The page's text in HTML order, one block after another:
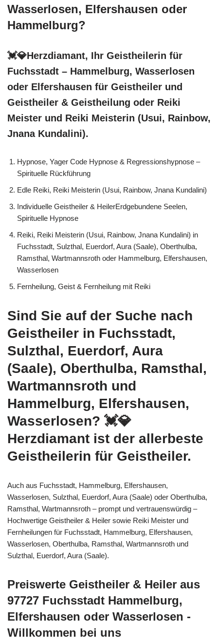
Wasserlosen, Elfershausen oder
Hammelburg?
💓️💎Herzdiamant, Ihr Geistheilerin für
Fuchsstadt – Hammelburg, Wasserlosen
oder Elfershausen für Geistheiler und
Geistheiler & Geistheilung oder Reiki
Meister und Reiki Meisterin (Usui, Rainbow,
Jnana Kundalini).
Hypnose, Yager Code Hypnose & Regressionshypnose –
Spirituelle Rückführung
Edle Reiki, Reiki Meisterin (Usui, Rainbow, Jnana Kundalini)
Individuelle Geistheiler & HeilerErdgebundene Seelen,
Spirituelle Hypnose
Reiki, Reiki Meisterin (Usui, Rainbow, Jnana Kundalini) in
Fuchsstadt, Sulzthal, Euerdorf, Aura (Saale), Oberthulba,
Ramsthal, Wartmannsroth oder Hammelburg, Elfershausen,
Wasserlosen
Fernheilung, Geist & Fernheilung mit Reiki
Sind Sie auf der Suche nach
Geistheiler in Fuchsstadt,
Sulzthal, Euerdorf, Aura
(Saale), Oberthulba, Ramsthal,
Wartmannsroth und
Hammelburg, Elfershausen,
Wasserlosen? 💓️💎
Herzdiamant ist der allerbeste
Geistheilerin für Geistheiler.
Auch aus Fuchsstadt, Hammelburg, Elfershausen,
Wasserlosen, Sulzthal, Euerdorf, Aura (Saale) oder Oberthulba,
Ramsthal, Wartmannsroth – prompt und vertrauenswürdig –
Hochwertige Geistheiler & Heiler sowie Reiki Meister und
Fernheilungen für Fuchsstadt, Hammelburg, Elfershausen,
Wasserlosen, Oberthulba, Ramsthal, Wartmannsroth und
Sulzthal, Euerdorf, Aura (Saale).
Preiswerte Geistheiler & Heiler aus
97727 Fuchsstadt Hammelburg,
Elfershausen oder Wasserlosen -
Willkommen bei uns